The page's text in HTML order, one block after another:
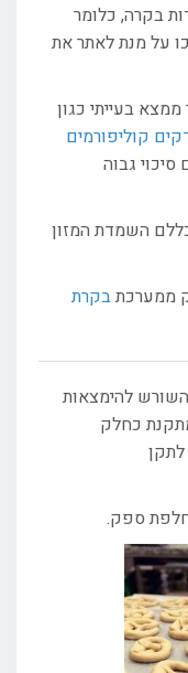
בקרה, כלומר
על מנת לאתר את
בעייתי כגון
קוליפורמים
סיכוי גבוה
השמדת המזון
ממערכתבקרת
להימצאות
כחלק
ספק.